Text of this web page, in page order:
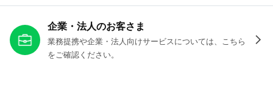
企業・法人のお客さま
業務提携や企業・法人向けサービスについては、こちら
をご確認ください。